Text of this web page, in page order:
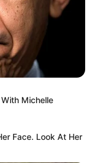
Michelle
Face. Look At Her